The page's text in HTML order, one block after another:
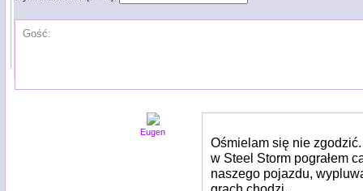
Gość:
Eugen
Ośmielam się nie
w Steel Storm pograłem
naszego pojazdu,